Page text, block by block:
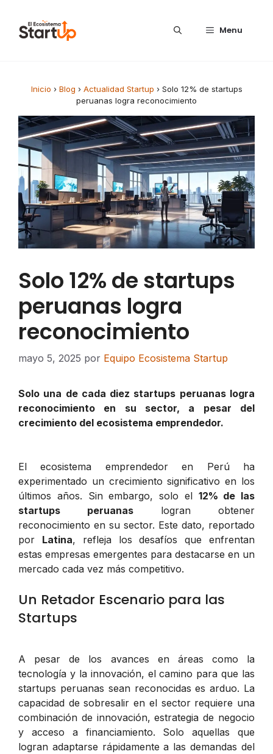
Menu
Inicio › Blog › Actualidad Startup › Solo 12% de startups
peruanas logra reconocimiento
Solo 12% de startups
peruanas logra
reconocimiento
mayo 5, 2025 por Equipo Ecosistema Startup
Solo una de cada diez startups peruanas logra
reconocimiento en su sector, a pesar del
crecimiento del ecosistema emprendedor.
El ecosistema emprendedor en Perú ha
experimentado un crecimiento significativo en los
últimos años. Sin embargo, solo el 12% de las
startups peruanas logran obtener
reconocimiento en su sector. Este dato, reportado
por Latina, refleja los desafíos que enfrentan
estas empresas emergentes para destacarse en un
mercado cada vez más competitivo.
Un Retador Escenario para las
Startups
A pesar de los avances en áreas como la
tecnología y la innovación, el camino para que las
startups peruanas sean reconocidas es arduo. La
capacidad de sobresalir en el sector requiere una
combinación de innovación, estrategia de negocio
y acceso a financiamiento. Solo aquellas que
logran adaptarse rápidamente a las demandas del